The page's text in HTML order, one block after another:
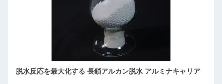
脱水反応を最大化する 長鎖アルカン脱水 アルミナキャリア